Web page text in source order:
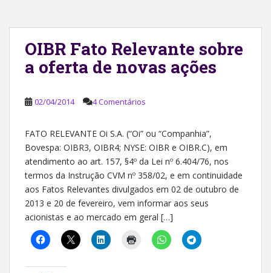
OIBR Fato Relevante sobre
a oferta de novas ações
02/04/2014 4 Comentários
FATO RELEVANTE Oi S.A. (“Oi” ou “Companhia”,
Bovespa: OIBR3, OIBR4; NYSE: OIBR e OIBR.C), em
atendimento ao art. 157, §4º da Lei nº 6.404/76, nos
termos da Instrução CVM nº 358/02, e em continuidade
aos Fatos Relevantes divulgados em 02 de outubro de
2013 e 20 de fevereiro, vem informar aos seus
acionistas e ao mercado em geral […]